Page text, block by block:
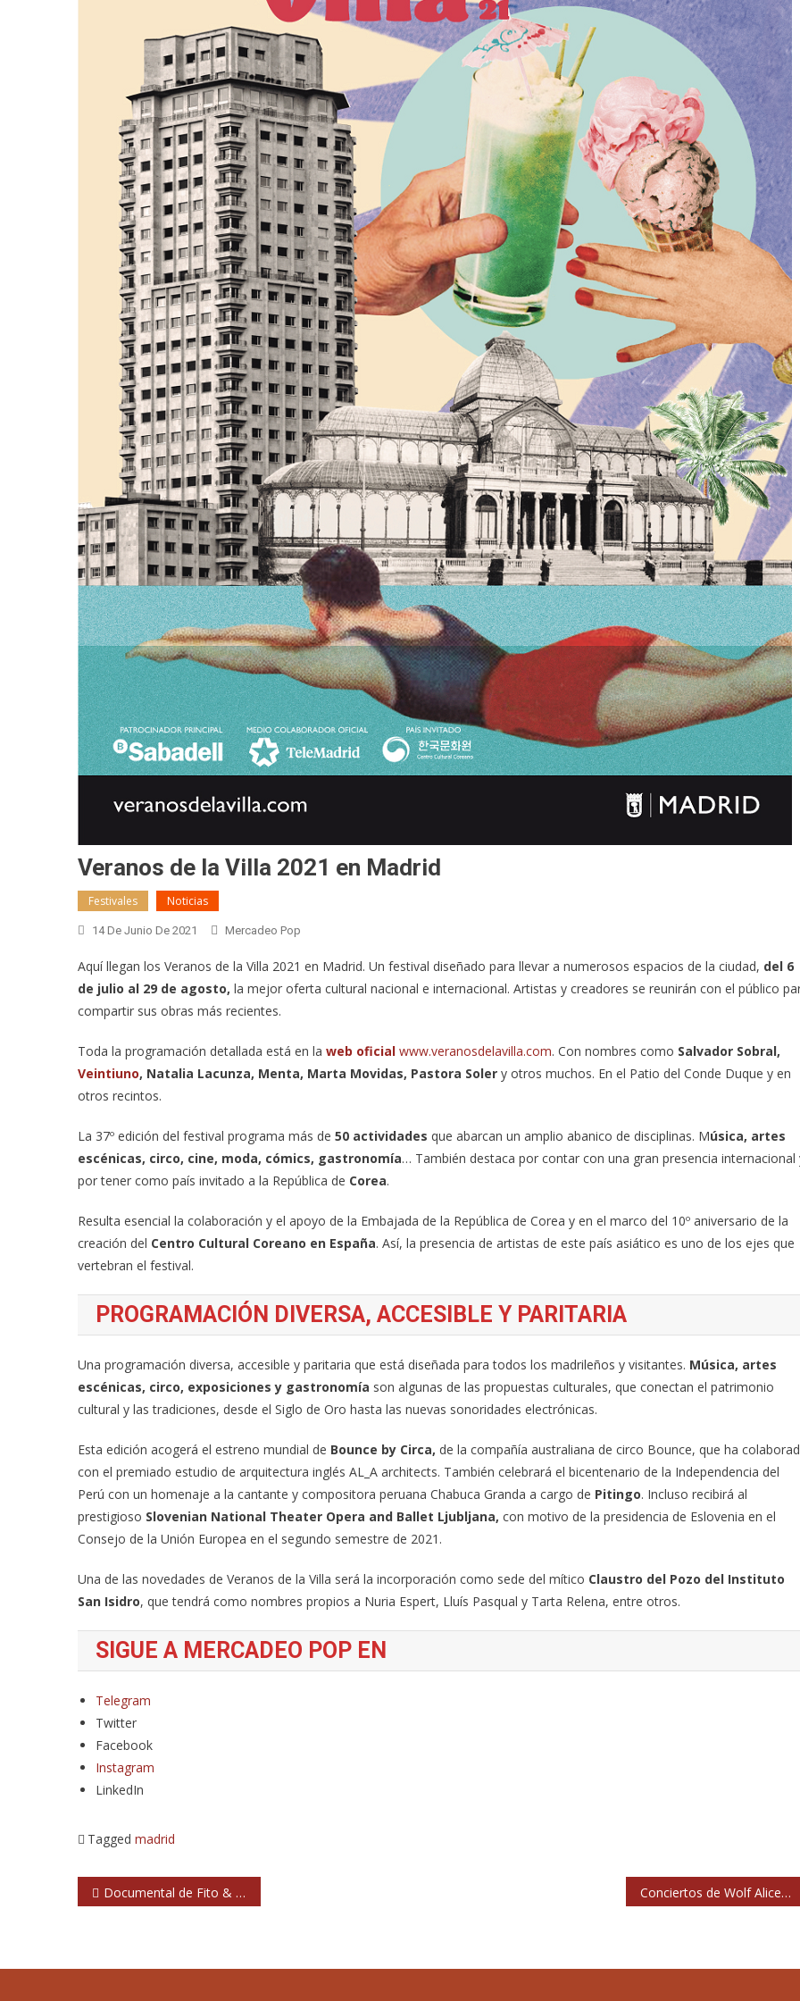
Veranos de la Villa 2021 en Madrid
Festivales Noticias
14 De Junio De 2021 Mercadeo Pop
Aquí llegan los Veranos de la Villa 2021 en Madrid. Un festival diseñado para llevar a numerosos espacios de la ciudad, del 6
de julio al 29 de agosto, la mejor oferta cultural nacional e internacional. Artistas y creadores se reunirán con el público
compartir sus obras más recientes.
Toda la programación detallada está en la web oficial www.veranosdelavilla.com. Con nombres como Salvador Sobral,
Veintiuno, Natalia Lacunza, Menta, Marta Movidas, Pastora Soler y otros muchos. En el Patio del Conde Duque y en
otros recintos.
La 37º edición del festival programa más de 50 actividades que abarcan un amplio abanico de disciplinas. Música, artes
escénicas, circo, cine, moda, cómics, gastronomía… También destaca por contar con una gran presencia internacional
por tener como país invitado a la República de Corea.
Resulta esencial la colaboración y el apoyo de la Embajada de la República de Corea y en el marco del 10º aniversario de la
creación del Centro Cultural Coreano en España. Así, la presencia de artistas de este país asiático es uno de los ejes que
vertebran el festival.
PROGRAMACIÓN DIVERSA, ACCESIBLE Y PARITARIA
Una programación diversa, accesible y paritaria que está diseñada para todos los madrileños y visitantes. Música, artes
escénicas, circo, exposiciones y gastronomía son algunas de las propuestas culturales, que conectan el patrimonio
cultural y las tradiciones, desde el Siglo de Oro hasta las nuevas sonoridades electrónicas.
Esta edición acogerá el estreno mundial de Bounce by Circa, de la compañía australiana de circo Bounce, que ha
con el premiado estudio de arquitectura inglés AL_A architects. También celebrará el bicentenario de la Independencia del
Perú con un homenaje a la cantante y compositora peruana Chabuca Granda a cargo de Pitingo. Incluso recibirá al
prestigioso Slovenian National Theater Opera and Ballet Ljubljana, con motivo de la presidencia de Eslovenia en el
Consejo de la Unión Europea en el segundo semestre de 2021.
Una de las novedades de Veranos de la Villa será la incorporación como sede del mítico Claustro del Pozo del Instituto
San Isidro, que tendrá como nombres propios a Nuria Espert, Lluís Pasqual y Tarta Relena, entre otros.
SIGUE A MERCADEO POP EN
Telegram
Twitter
Facebook
Instagram
LinkedIn
Tagged madrid
Navegación
Documental de Fito & Fitipaldis en La2 de TVE Conciertos de Wolf Alice en Madrid y Barcelona en 2022